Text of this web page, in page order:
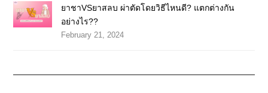
ยาชาVSยาสลบ ผ่าตัดโดยวิธีไหนดี? แตกต่างกัน
อย่างไร??
February 21, 2024